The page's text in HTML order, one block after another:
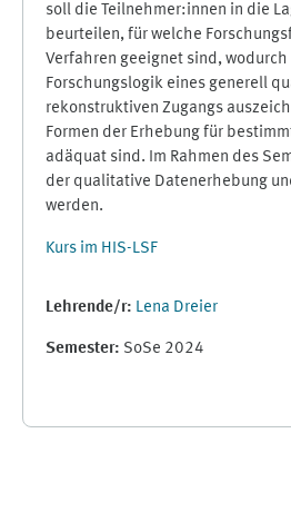
soll die Teilnehmer:innen in die
beurteilen, für welche
Verfahren geeignet sind, wodurch
Forschungslogik eines generell
rekonstruktiven Zugangs
Formen der Erhebung für
adäquat sind. Im Rahmen des
der qualitative Datenerhebung
werden.
Kurs im HIS-LSF
Lehrende/r: Lena Dreier
Semester: SoSe 2024